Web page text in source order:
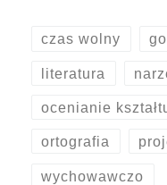
czas wolny
literatura
ocenianie
ortografia
wychowawczo